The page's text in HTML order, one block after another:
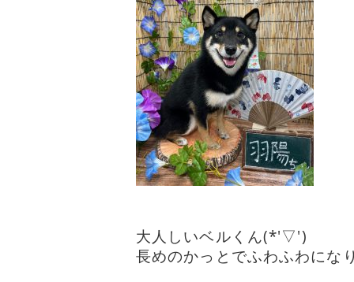
大人しいベルくん(*'▽')
長めのかっとでふわふわに